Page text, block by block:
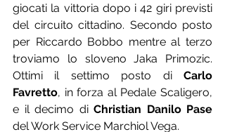
giocati la vittoria dopo i 42 giri previsti
del circuito cittadino. Secondo posto
per Riccardo Bobbo mentre al terzo
troviamo lo sloveno Jaka Primozic.
Ottimi il settimo posto di Carlo
Favretto, in forza al Pedale Scaligero,
e il decimo di Christian Danilo Pase
del Work Service Marchiol Vega.